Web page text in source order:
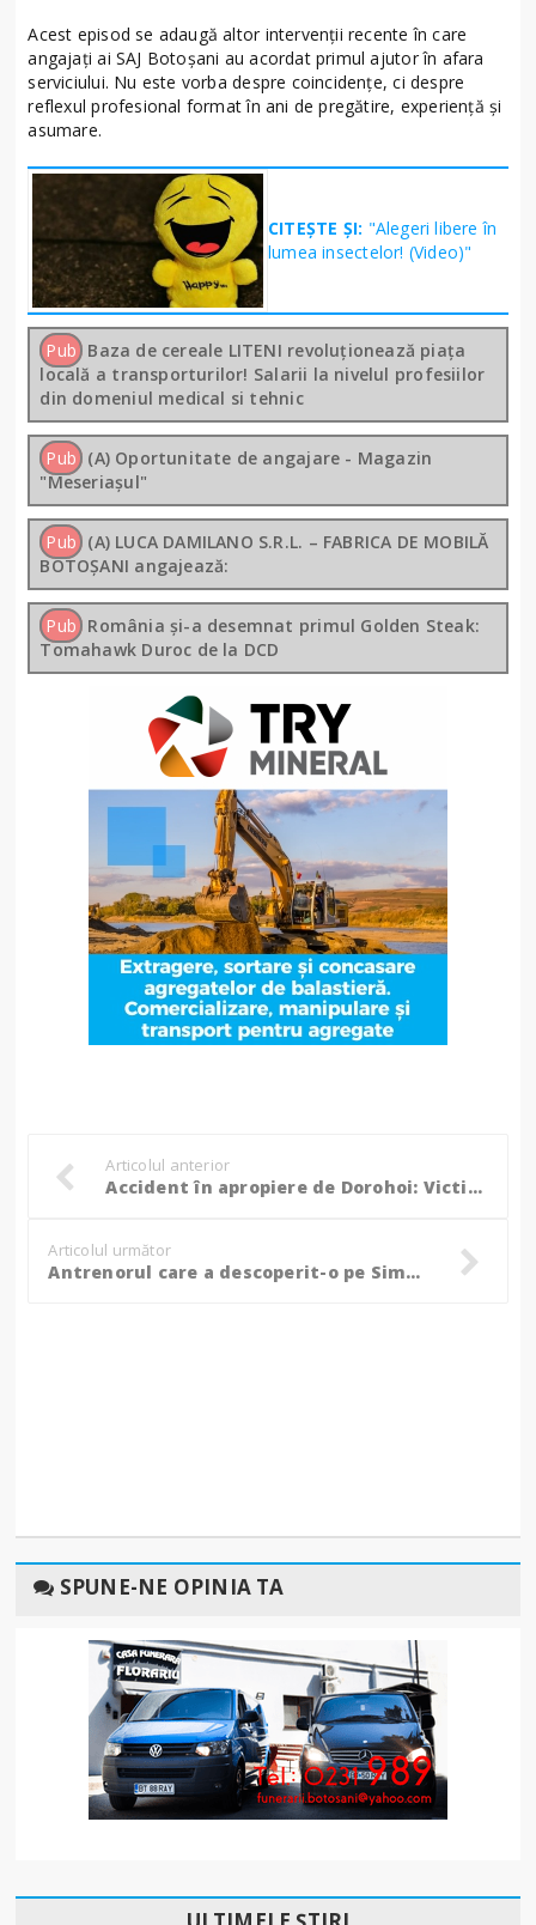
Acest episod se adaugă altor intervenții recente în care
angajați ai SAJ Botoșani au acordat primul ajutor în afara
serviciului. Nu este vorba despre coincidențe, ci despre
reflexul profesional format în ani de pregătire, experiență și
asumare.
CITEȘTE ȘI: "Alegeri libere în
lumea insectelor! (Video)"
Pub Baza de cereale LITENI revoluționează piața
locală a transporturilor! Salarii la nivelul profesiilor
din domeniul medical si tehnic
Pub (A) Oportunitate de angajare - Magazin
"Meseriașul"
Pub (A) LUCA DAMILANO S.R.L. – FABRICA DE MOBILĂ
BOTOȘANI angajează:
Pub România și-a desemnat primul Golden Steak:
Tomahawk Duroc de la DCD
Articolul anterior
Accident în apropiere de Dorohoi: Victima ajutată de un echipaj de Ambulanță, în afara programului!
Articolul următor
Antrenorul care a descoperit-o pe Simona Radiș, găsit fără suflare!
SPUNE-NE OPINIA TA